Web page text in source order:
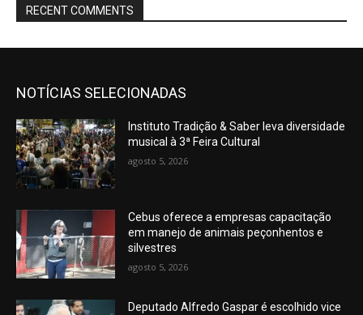
RECENT COMMENTS
NOTÍCIAS SELECIONADAS
Instituto Tradição & Saber leva diversidade
musical à 3ª Feira Cultural
agosto 5, 2026
Cebus oferece a empresas capacitação
em manejo de animais peçonhentos e
silvestres
agosto 5, 2026
Deputado Alfredo Gaspar é escolhido vice